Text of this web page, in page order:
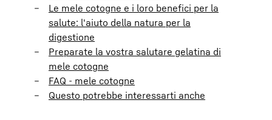
Le mele cotogne e i loro benefici per la
salute: l'aiuto della natura per la
digestione
Preparate la vostra salutare gelatina di
mele cotogne
FAQ - mele cotogne
Questo potrebbe interessarti anche